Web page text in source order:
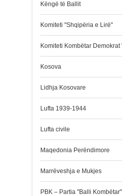
Këngë të Ballit
Komiteti "Shqipëria e Lirë"
Komiteti Kombëtar
Kosova
Lidhja Kosovare
Lufta 1939-1944
Lufta civile
Maqedonia Perëndimore
Marrëveshja e Mukjes
PBK – Partia "Balli Kombëtar"